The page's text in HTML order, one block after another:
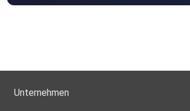
Unternehmen